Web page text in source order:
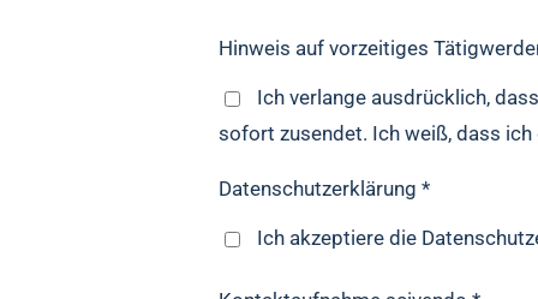
Hinweis auf vorzeitiges
Ich verlange ausdrücklich,
sofort zusendet. Ich weiß, dass
Datenschutzerklärung *
Ich akzeptiere die